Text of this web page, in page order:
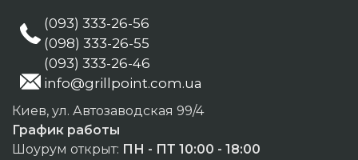
(093) 333-26-56
(098) 333-26-55
(093) 333-26-46
info@grillpoint.com.ua
Киев, ул. Автозаводская 99/4
График работы
Шоурум открыт: ПН - ПТ 10:00 - 18:00